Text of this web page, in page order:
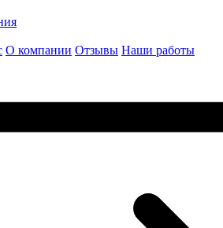
О компании Отзывы Наши работы